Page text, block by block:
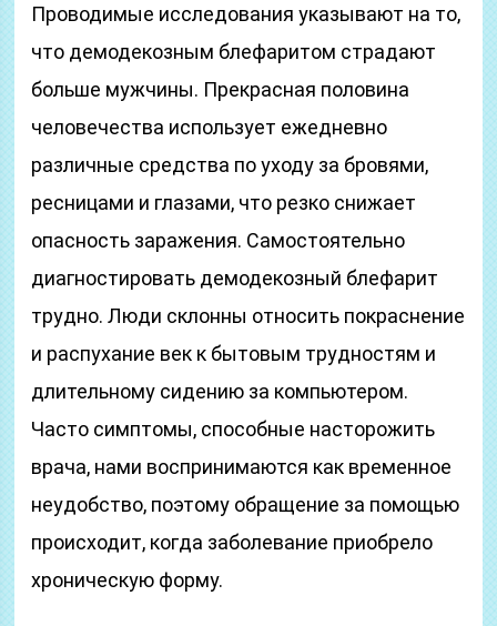
Проводимые исследования указывают на то,
что демодекозным блефаритом страдают
больше мужчины. Прекрасная половина
человечества использует ежедневно
различные средства по уходу за бровями,
ресницами и глазами, что резко снижает
опасность заражения. Самостоятельно
диагностировать демодекозный блефарит
трудно. Люди склонны относить покраснение
и распухание век к бытовым трудностям и
длительному сидению за компьютером.
Часто симптомы, способные насторожить
врача, нами воспринимаются как временное
неудобство, поэтому обращение за помощью
происходит, когда заболевание приобрело
хроническую форму.